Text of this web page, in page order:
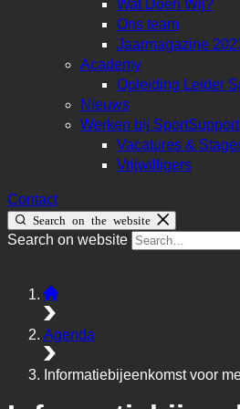
Wat Doen Wij?
Ons team
Jaarmagazine
Academy
Opleiding Leider
Nieuws
Werken bij SportSupport
Vacatures &
Vrijwilligers
Contact
Search on the website
Search on website
Agenda
Informatiebijeenkomst voor